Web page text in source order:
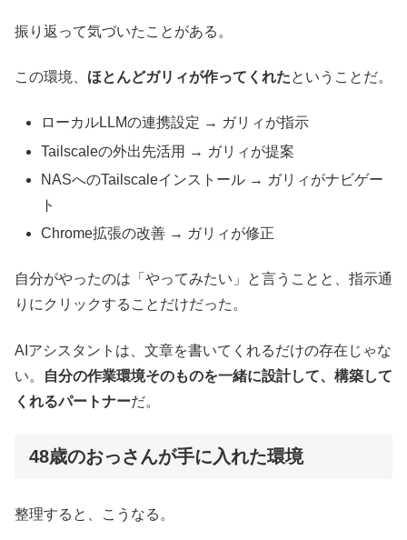
振り返って気づいたことがある。
この環境、 ほとんどガリィが作ってくれたということだ。
ローカルLLMの連携設定 → ガリィが指示
Tailscaleの外出先活用 → ガリィが提案
NASへのTailscaleインストール → ガリィがナビゲー
ト
Chrome拡張の改善 → ガリィが修正
自分がやったのは「やってみたい」と言うことと、指示通
りにクリックすることだけだった。
AIアシスタントは、文章を書いてくれるだけの存在じゃな
い。
自分の作業環境そのものを一緒に設計して、構築して
くれるパートナーだ。
48歳のおっさんが手に入れた環境
整理すると、こうなる。